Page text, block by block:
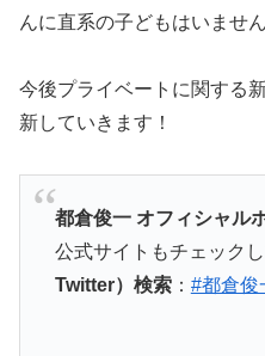
んに直系の子どもはいません
今後プライベートに関する
新していきます！
都倉俊一 オフィシャル
公式サイトもチェック
Twitter）検索： #都倉俊